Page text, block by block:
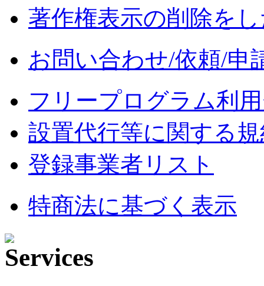
著作権表示の削除を
お問い合わせ/依頼/申
フリープログラム利
設置代行等に関する
登録事業者リスト
特商法に基づく表示